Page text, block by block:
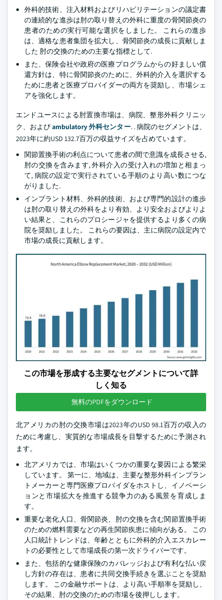
外科的技術、注入材料およびリハビリテーションの議定書
の連続的な進歩は肘の取り替えの外科に重度の骨関節炎の
患者のための実行可能な選択をしました。 これらの進歩
は、適格な患者集団を拡大し、骨関節炎の成長に貢献しま
した 肘の交換のための主要な指標として.
また、保険会社や政府の医療プログラムからの好ましい償
還方針は、特に骨関節炎のために、外科的介入を選択する
ために患者と医療プロバイダーの両方を奨励し、市場シェ
アを強化します。
エンドユースによる肘置換市場は、病院、整形外科クリニッ
ク、およびambulatory 外科センター. . 病院のセグメントは、
2023年に約USD 132.7百万の収益サイズを占めています。
関節置換手術の利点について患者の間で意識を成長させる,
肘の交換を含みます, 外科介入の受け入れの増加と相まっ
て, 病院の設定で実行されている手順のより高い数につな
がりました.
インプラント材料、外科的技術、および専門的設計の進歩
は肘の取り替えの外科をより有効、より安全およびよりよ
い結果と、これらのプロシージャを提供するより多くの病
院を奨励しました。 これらの要因は、主に病院の設定内で
市場の成長に貢献します。
この市場を形成する主要なセグメントについて詳
しく知る
無料のPDFをダウンロード
北アメリカの肘の交換市場は2023年のUSD 98.1百万の収入の
ために考慮し、実質的な市場成長を目撃するために予測され
ます。
北アメリカでは、市場はいくつかの重要な要因による繁栄
しています。 第一に、地域は、主要な整形外科インプラン
トメーカーと専門医療プロバイダをホストし、イノベーシ
ョンと市場拡大を推進する競争力のある風景を育成しま
す。
重要な老化人口、骨関節炎、肘の交換を含む関節置換手術
のための燃料需要などの再生関節疾患に傾向がある。 この
人口統計トレンドは、年齢とともに外科的介入エスカレー
トの必要性として市場成長の第一次ドライバーです。
また、包括的な健康保険のカバレッジおよび有利な払い戻
し方針の存在は、患者に共同交換手続きを選ぶことを奨励
します。 この金融サポートは、より高い手順率を奨励し、
その結果、肘の交換のための市場を後押しします。